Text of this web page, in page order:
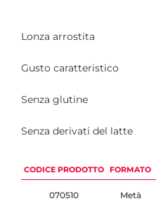
Lonza arrostita
Gusto caratteristico
Senza glutine
Senza derivati del latte
CODICE PRODOTTO FORMATO
070510 Metà